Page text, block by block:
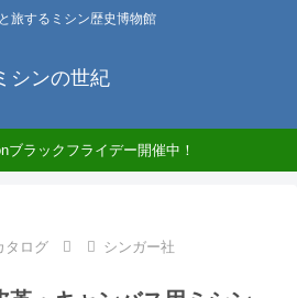
旅するミシン歴史博物館
シンの世紀
ブラックフライデー開催中！
タログ シンガー社